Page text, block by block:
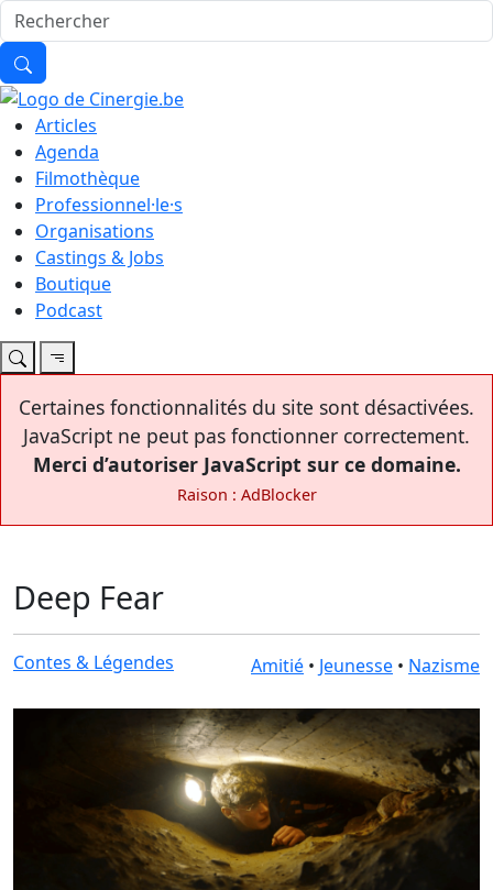
Articles
Agenda
Filmothèque
Professionnel·le·s
Organisations
Castings & Jobs
Boutique
Podcast
Certaines fonctionnalités du site sont désactivées.
JavaScript ne peut pas fonctionner correctement.
Merci d’autoriser JavaScript sur ce domaine.
Raison : AdBlocker
Deep Fear
Contes & Légendes Amitié • Jeunesse • Nazisme